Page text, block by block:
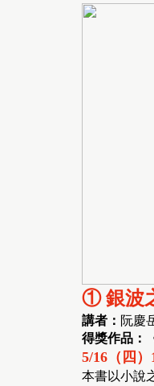
① 銀波
講者： 阮慶
得獎作品：
5/16（四
本書以小說